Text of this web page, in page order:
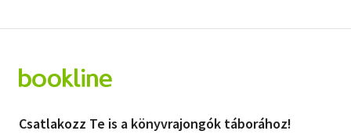
Csatlakozz Te is a könyvrajongók táborához!